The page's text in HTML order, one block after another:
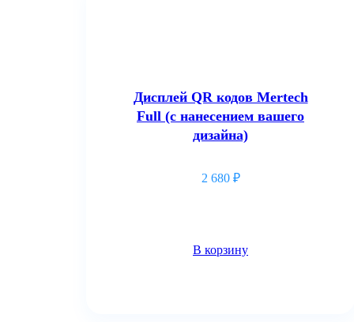
Дисплей QR кодов Mertech
Full (с нанесением вашего
дизайна)
2 680 ₽
В корзину